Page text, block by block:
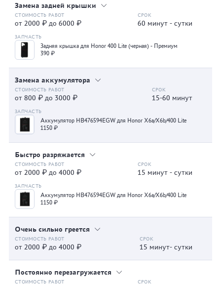
Замена задней крышки
от 2000 ₽ до 6000 ₽ 60 минут - сутки
Задняя крышка для Honor 400 Lite (черная) - Премиум
390 ₽
Замена аккумулятора
от 800 ₽ до 3000 ₽ 15-60 минут
Аккумулятор HB476594EGW для Honor X6a/X6b/400 Lite
1150 ₽
Быстро разряжается
от 2000 ₽ до 4000 ₽ 15 минут - сутки
Аккумулятор HB476594EGW для Honor X6a/X6b/400 Lite
1150 ₽
Очень сильно греется
от 2000 ₽ до 4000 ₽ 15 минут- сутки
Постоянно перезагружается